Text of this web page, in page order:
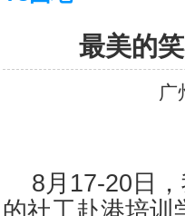
最美的
广
8月17-20日，
的社工赴港培训